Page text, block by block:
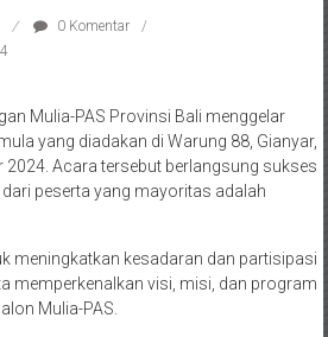
0 Komentar
Mulia-PAS Provinsi Bali menggelar
yang diadakan di Warung 88, Gianyar,
2024. Acara tersebut berlangsung sukses
peserta yang mayoritas adalah
meningkatkan kesadaran dan partisipasi
memperkenalkan visi, misi, dan program
Mulia-PAS.